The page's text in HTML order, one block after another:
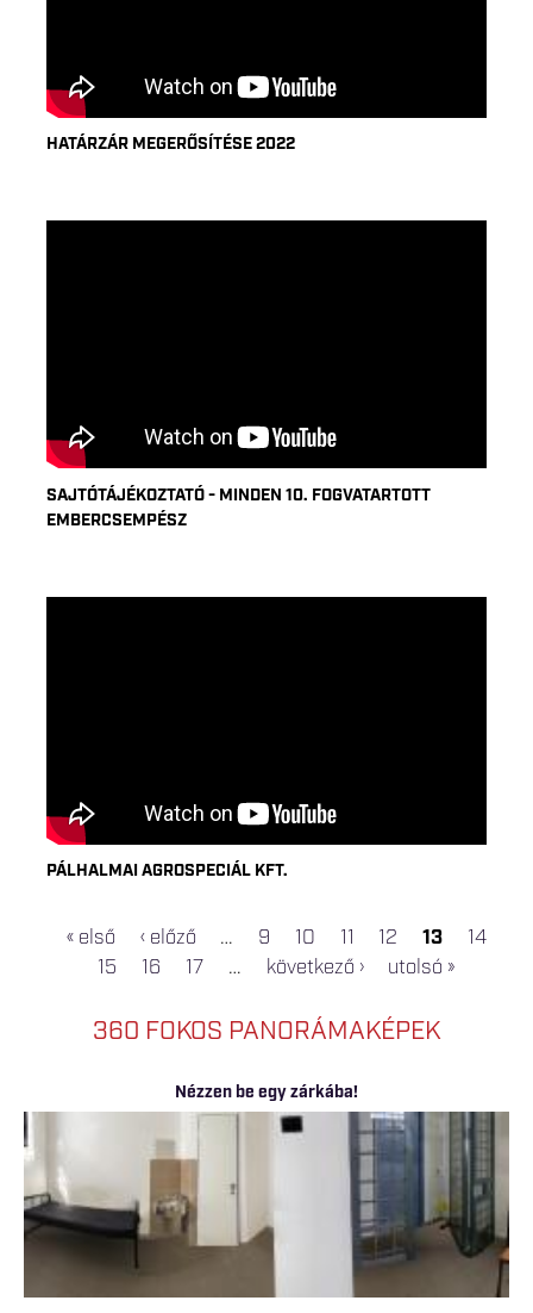
HATÁRZÁR MEGERŐSÍTÉSE 2022
SAJTÓTÁJÉKOZTATÓ - MINDEN 10. FOGVATARTOTT
EMBERCSEMPÉSZ
PÁLHALMAI AGROSPECIÁL KFT.
OLDALAK
« első ‹ előző … 9 10 11 12 13
14
15
16 17 … következő › utolsó »
360 FOKOS PANORÁMAKÉPEK
Nézzen be egy zárkába!